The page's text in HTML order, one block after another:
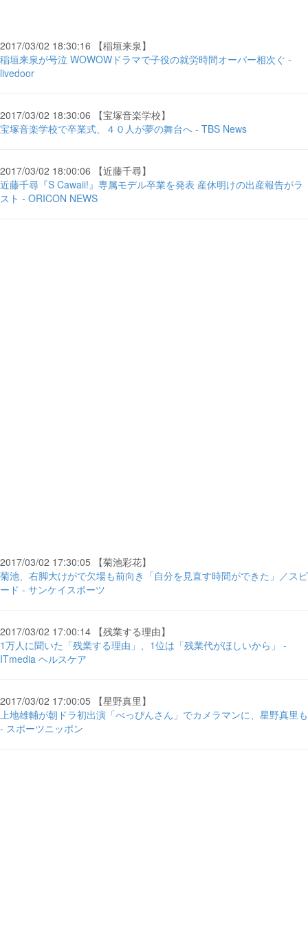
2017/03/02 18:30:16 【稲垣来泉】
稲垣来泉が号泣 WOWOWドラマで子役の就労時間オーバー相次ぐ -
livedoor
2017/03/02 18:30:06 【宝塚音楽学校】
宝塚音楽学校で卒業式、４０人が夢の舞台へ - TBS News
2017/03/02 18:00:06 【近藤千尋】
近藤千尋『S Cawaii!』専属モデル卒業を発表 産休明けの出産報告がラ
スト - ORICON NEWS
2017/03/02 17:30:05 【菊池彩花】
菊池、右脚大けがで欠場も前向き「自分を見直す時間ができた」／スピ
ード - サンケイスポーツ
2017/03/02 17:00:14 【残業する理由】
1万人に聞いた「残業する理由」、1位は「残業代がほしいから」 -
ITmedia ヘルスケア
2017/03/02 17:00:05 【星野真里】
上地雄輔が朝ドラ初出演「べっぴんさん」でカメラマンに、星野真里も
- スポーツニッポン